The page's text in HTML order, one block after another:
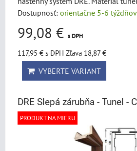
Dostupnosť: orientačne 5-6 týždňov
99,08 € s DPH
117,95 €s DPH Zľava 18,87 €
VYBERTE VARIANT
DRE Slepá zárubňa - Tunel -
PRODUKT NA MIERU